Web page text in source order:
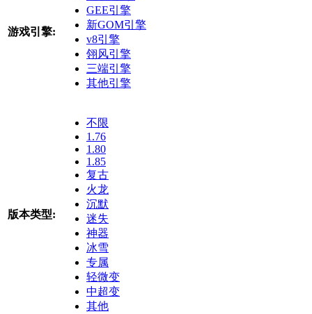
游戏引擎:
GEE引擎
新GOM引擎
v8引擎
翎风引擎
三端引擎
其他引擎
版本类型:
不限
1.76
1.80
1.85
复古
火龙
沉默
迷失
神器
冰雪
专属
轻微变
中超变
其他